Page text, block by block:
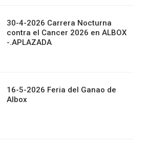
30-4-2026 Carrera Nocturna
contra el Cancer 2026 en ALBOX
-.APLAZADA
16-5-2026 Feria del Ganao de
Albox